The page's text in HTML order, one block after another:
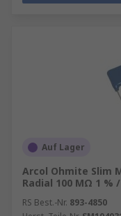
Auf Lager
Arcol Ohmite Slim
Radial 100 MΩ 1 % /
RS Best.-Nr. 893-4850